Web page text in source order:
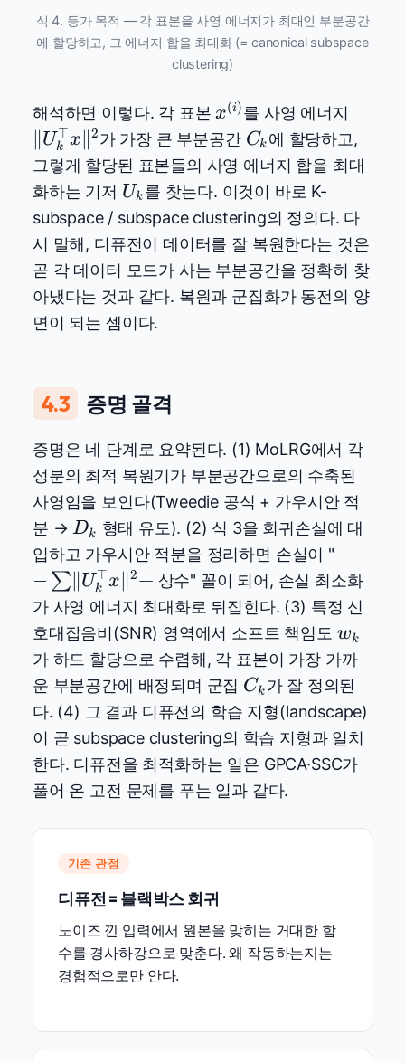
식 4. 등가 목적 — 각 표본을 사영 에너지가 최대인 부분공간
에 할당하고, 그 에너지 합을 최대화 (= canonical subspace
clustering)
해석하면 이렇다. 각 표본x^{(i)}
x(i)를 사영 에너지
x
∥Uk
⊤x∥2가 가장 큰 부분공간 C_k
Ck 에 할당하고,
그렇게 할당된 표본들의 사영 에너지 합을 최대
화하는 기저 U_k
Uk 를 찾는다. 이것이 바로 K-
subspace / subspace clustering의 정의다. 다
시 말해, 디퓨전이 데이터를 잘 복원한다는 것은
곧 각 데이터 모드가 사는 부분공간을 정확히 찾
아냈다는 것과 같다. 복원과 군집화가 동전의 양
면이 되는 셈이다.
4.3 증명 골격
증명은 네 단계로 요약된다. (1) MoLRG에서 각
성분의 최적 복원기가 부분공간으로의 수축된
사영임을 보인다(Tweedie 공식 + 가우시안 적
분 →D_k
Dk 형태 유도). (2) 식 3을 회귀손실에 대
입하고 가우시안 적분을 정리하면 손실이 "
\lVert
x
+
− ∑ Uk
⊤x 2+ 상수" 꼴이 되어, 손실 최소화
가 사영 에너지 최대화로 뒤집힌다. (3) 특정 신
호대잡음비(SNR) 영역에서 소프트 책임도 w_k
wk
가 하드 할당으로 수렴해, 각 표본이 가장 가까
운 부분공간에 배정되며 군집 C_k
Ck 가 잘 정의된
다. (4) 그 결과 디퓨전의 학습 지형(landscape)
이 곧 subspace clustering의 학습 지형과 일치
한다. 디퓨전을 최적화하는 일은 GPCA·SSC가
풀어 온 고전 문제를 푸는 일과 같다.
기존 관점
디퓨전 = 블랙박스 회귀
노이즈 낀 입력에서 원본을 맞히는 거대한 함
수를 경사하강으로 맞춘다. 왜 작동하는지는
경험적으로만 안다.